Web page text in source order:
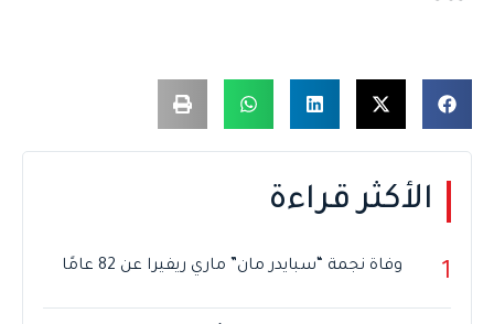
الأكثر قراءة
1 وفاة نجمة “سبايدر مان” ماري ريفيرا عن 82 عامًا